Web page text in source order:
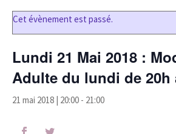
Cet évènement est passé.
Lundi 21 Mai 2018 :
Adulte du lundi de 20h
21 mai 2018 | 20:00 - 21:00